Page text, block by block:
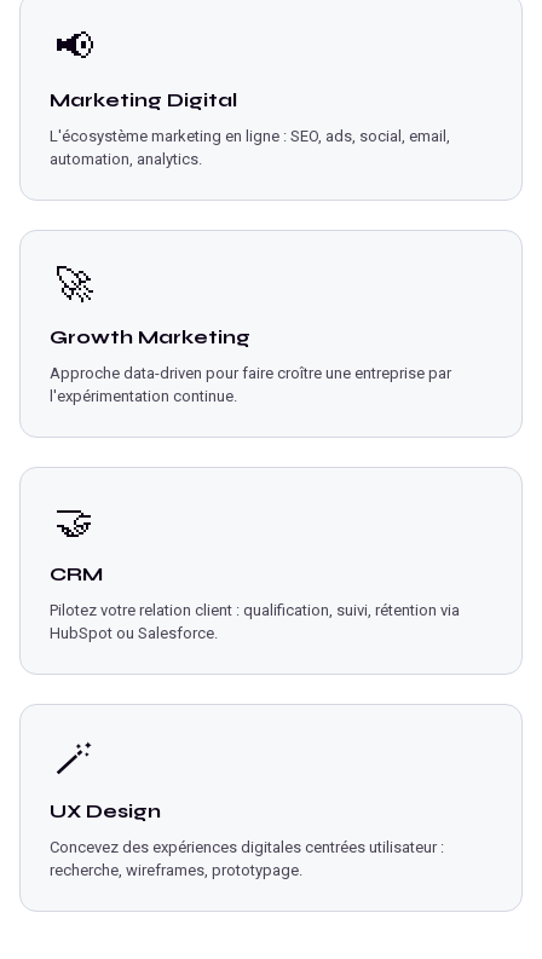
📢
Marketing Digital
L'écosystème marketing en ligne : SEO, ads, social, email,
automation, analytics.
🚀
Growth Marketing
Approche data-driven pour faire croître une entreprise par
l'expérimentation continue.
🤝
CRM
Pilotez votre relation client : qualification, suivi, rétention via
HubSpot ou Salesforce.
🪄
UX Design
Concevez des expériences digitales centrées utilisateur :
recherche, wireframes, prototypage.